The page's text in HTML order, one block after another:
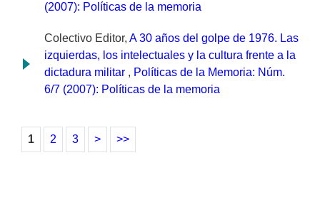
(2007): Políticas de la memoria
Colectivo Editor, A 30 años del golpe de 1976. Las
izquierdas, los intelectuales y la cultura frente a la
dictadura militar , Políticas de la Memoria: Núm.
6/7 (2007): Políticas de la memoria
1 2 3 > >>